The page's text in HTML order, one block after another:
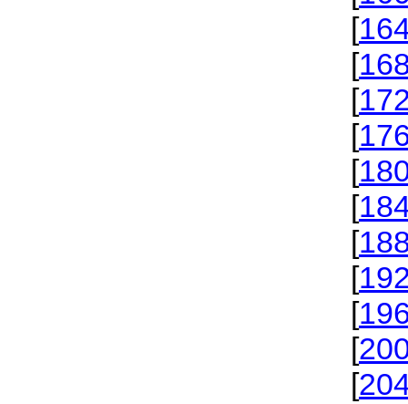
[
[
[
[
[
[
[
[
[
[
[